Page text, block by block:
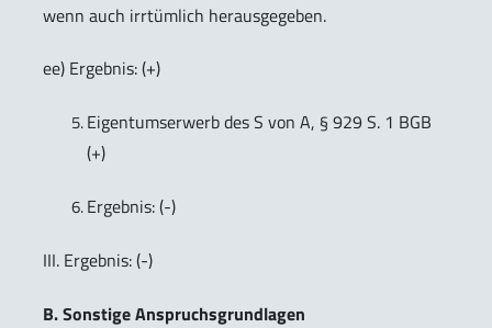
wenn auch irrtümlich herausgegeben.
ee) Ergebnis: (+)
Eigentumserwerb des S von A, § 929 S. 1 BGB
(+)
Ergebnis: (-)
III. Ergebnis: (-)
B. Sonstige Anspruchsgrundlagen